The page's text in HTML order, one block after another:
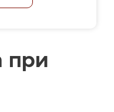
при